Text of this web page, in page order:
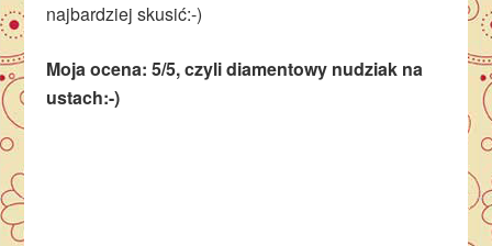
najbardziej skusić:-)
Moja ocena: 5/5, czyli diamentowy nudziak na
ustach:-)